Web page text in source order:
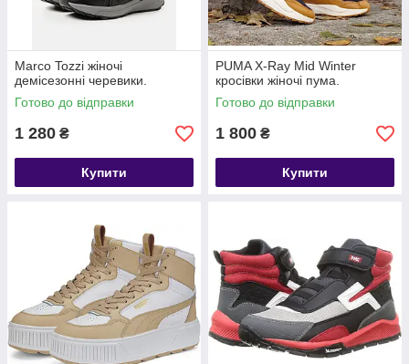
Marco Tozzi жіночі
демісезонні черевики.
Готово до відправки
1 280 ₴
Купити
PUMA X-Ray Mid Winter
кросівки жіночі пума.
Готово до відправки
1 800 ₴
Купити